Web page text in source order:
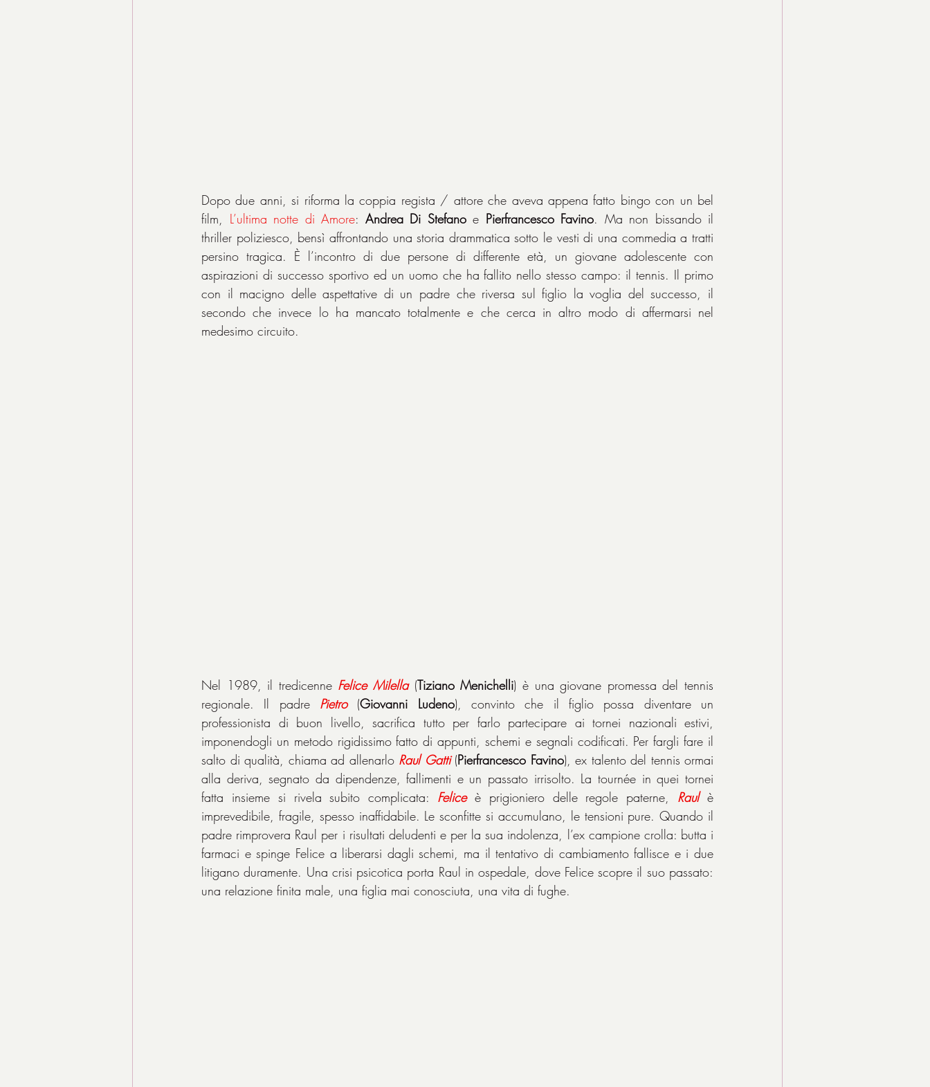
Dopo due anni, si riforma la coppia regista / attore che aveva appena fatto bingo con un bel
film, L’ultima notte di Amore: Andrea Di Stefano e Pierfrancesco Favino. Ma non bissando il
thriller poliziesco, bensì affrontando una storia drammatica sotto le vesti di una commedia a tratti
persino tragica. È l’incontro di due persone di differente età, un giovane adolescente con
aspirazioni di successo sportivo ed un uomo che ha fallito nello stesso campo: il tennis. Il primo
con il macigno delle aspettative di un padre che riversa sul figlio la voglia del successo, il
secondo che invece lo ha mancato totalmente e che cerca in altro modo di affermarsi nel
medesimo circuito.
Nel 1989, il tredicenne Felice Milella (Tiziano Menichelli) è una giovane promessa del tennis
regionale. Il padre Pietro (Giovanni Ludeno), convinto che il figlio possa diventare un
professionista di buon livello, sacrifica tutto per farlo partecipare ai tornei nazionali estivi,
imponendogli un metodo rigidissimo fatto di appunti, schemi e segnali codificati. Per fargli fare il
salto di qualità, chiama ad allenarlo Raul Gatti (Pierfrancesco Favino), ex talento del tennis ormai
alla deriva, segnato da dipendenze, fallimenti e un passato irrisolto. La tournée in quei tornei
fatta insieme si rivela subito complicata: Felice è prigioniero delle regole paterne, Raul è
imprevedibile, fragile, spesso inaffidabile. Le sconfitte si accumulano, le tensioni pure. Quando il
padre rimprovera Raul per i risultati deludenti e per la sua indolenza, l’ex campione crolla: butta i
farmaci e spinge Felice a liberarsi dagli schemi, ma il tentativo di cambiamento fallisce e i due
litigano duramente. Una crisi psicotica porta Raul in ospedale, dove Felice scopre il suo passato:
una relazione finita male, una figlia mai conosciuta, una vita di fughe.